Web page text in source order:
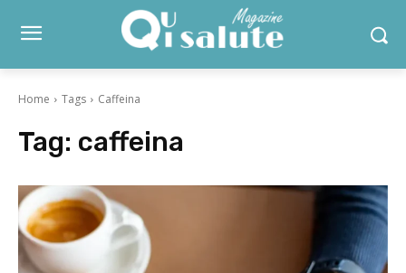
Home Tags Caffeina
Tag: caffeina